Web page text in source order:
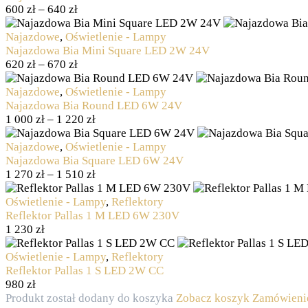
600 zł – 640 zł
Najazdowe, Oświetlenie - Lampy
Najazdowa Bia Mini Square LED 2W 24V
620 zł – 670 zł
Najazdowe, Oświetlenie - Lampy
Najazdowa Bia Round LED 6W 24V
1 000 zł – 1 220 zł
Najazdowe, Oświetlenie - Lampy
Najazdowa Bia Square LED 6W 24V
1 270 zł – 1 510 zł
Oświetlenie - Lampy, Reflektory
Reflektor Pallas 1 M LED 6W 230V
1 230 zł
Oświetlenie - Lampy, Reflektory
Reflektor Pallas 1 S LED 2W CC
980 zł
Produkt został dodany do koszyka Zobacz koszyk